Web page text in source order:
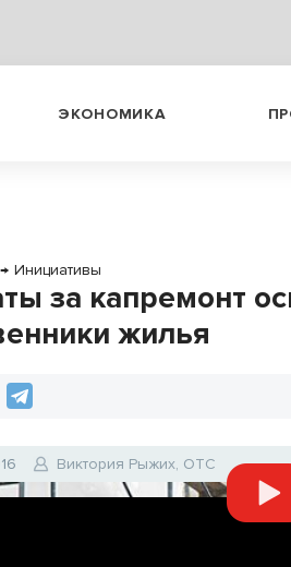
ЭКОНОМИКА
→ Инициативы
за капремонт
жилья
Виктория Рыжих, ОТС